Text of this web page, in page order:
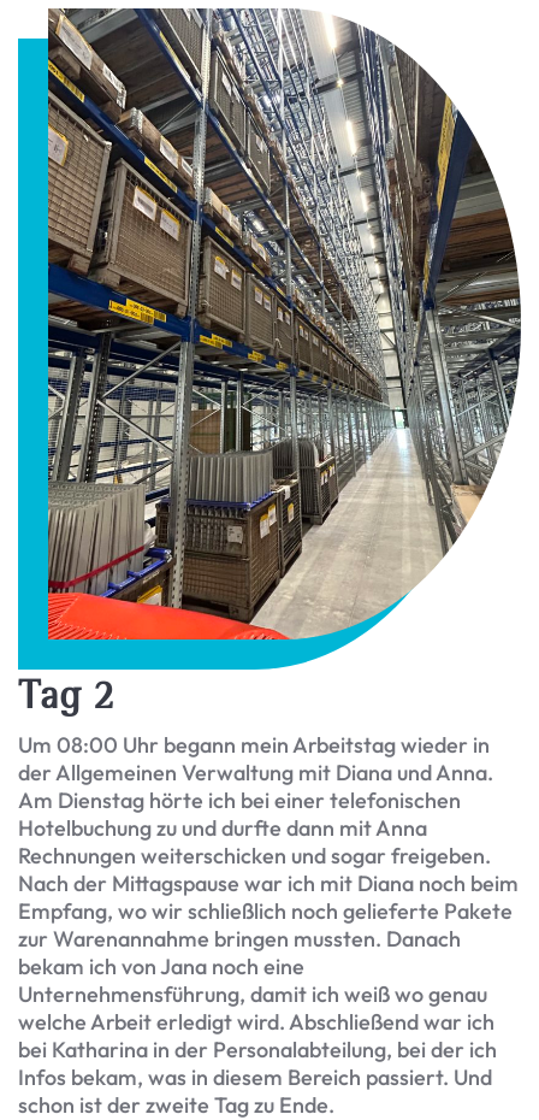
Tag 2
Um 08:00 Uhr begann mein Arbeitstag wieder in
der Allgemeinen Verwaltung mit Diana und Anna.
Am Dienstag hörte ich bei einer telefonischen
Hotelbuchung zu und durfte dann mit Anna
Rechnungen weiterschicken und sogar freigeben.
Nach der Mittagspause war ich mit Diana noch beim
Empfang, wo wir schließlich noch gelieferte Pakete
zur Warenannahme bringen mussten. Danach
bekam ich von Jana noch eine
Unternehmensführung, damit ich weiß wo genau
welche Arbeit erledigt wird. Abschließend war ich
bei Katharina in der Personalabteilung, bei der ich
Infos bekam, was in diesem Bereich passiert. Und
schon ist der zweite Tag zu Ende.